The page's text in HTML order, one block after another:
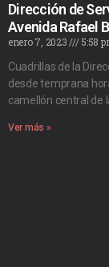
Dirección de
Avenida Rafael
enero 7, 2023
5:58
Cuadrillas de la
desde temprana
camellón central de
Ver más »